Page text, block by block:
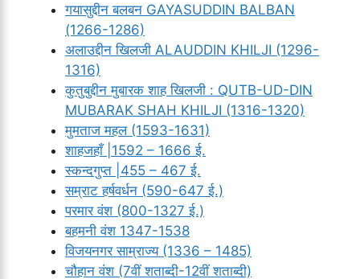
गयासुद्दीन बलबन GAYASUDDIN BALBAN
(1266-1286)
अलाउद्दीन खिलजी ALAUDDIN KHILJI (1296-
1316)
कुतुबुद्दीन मुबारक शाह खिलजी : QUTB-UD-DIN
MUBARAK SHAH KHILJI (1316-1320)
मुमताज महल (1593-1631)
शाहजहाँ |1592 – 1666 ई.
स्कन्दगुप्त |455 – 467 ई.
सम्राट हर्षवर्धन (590-647 ई.)
परमार वंश (800-1327 ई.)
बहमनी वंश 1347-1538
विजयनगर साम्राज्य (1336 – 1485)
चौहान वंश (7वीं शताब्दी-12वीं शताब्दी)